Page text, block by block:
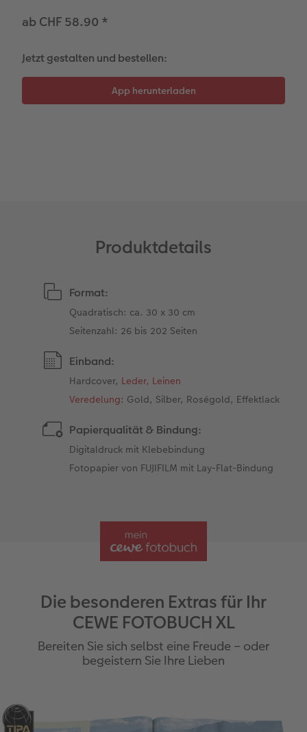
CEWE FOTOBUCH per PDF
Zubehör
Zubehör
ab CHF 58.90 *
Jetzt gestalten und bestellen:
Produktdetails
Format:
Quadratisch: ca. 30 x 30 cm
Seitenzahl: 26 bis 202 Seiten
Einband:
Hardcover, Leder, Leinen
Veredelung: Gold, Silber, Roségold, Effektlack
Papierqualität & Bindung:
Digitaldruck mit Klebebindung
Fotopapier von FUJIFILM mit Lay-Flat-Bindung
Die besonderen Extras für Ihr
CEWE FOTOBUCH XL
Bereiten Sie sich selbst eine Freude – oder
begeistern Sie Ihre Lieben